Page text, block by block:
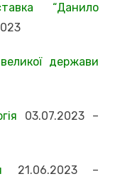
“Данило
держави
03.07.2023 –
21.06.2023 –